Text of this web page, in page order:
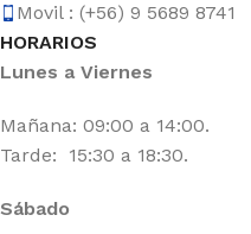
Movil : (+56) 9 5689 8741
HORARIOS
Lunes a Viernes
Mañana: 09:00 a 14:00.
Tarde: 15:30 a 18:30.
Sábado